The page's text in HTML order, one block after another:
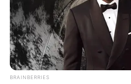
Ήταν ιδιαίτερα αγαπητός
δράση, αφού μεταξύ άλλων
ιδρυτικό μέλος του
BRAINBERRIES